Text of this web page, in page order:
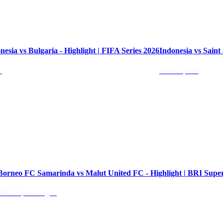
vs Bulgaria - Highlight | FIFA Series 2026Indonesia vs
FC Samarinda vs Malut United FC - Highlight | BRI